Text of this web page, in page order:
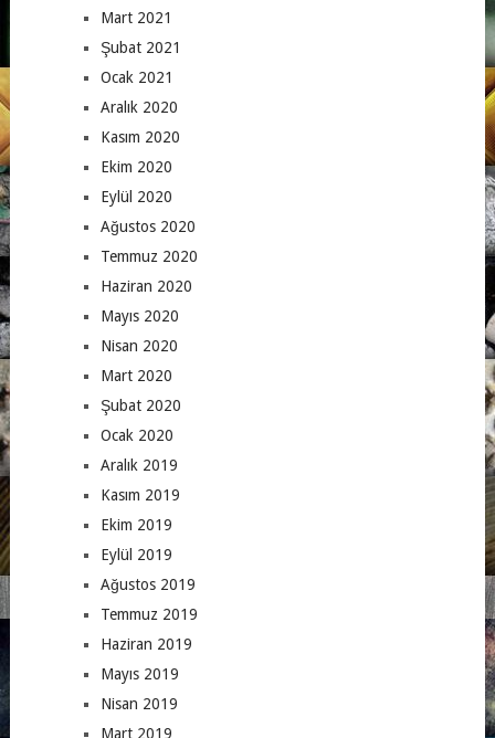
Mart 2021
Şubat 2021
Ocak 2021
Aralık 2020
Kasım 2020
Ekim 2020
Eylül 2020
Ağustos 2020
Temmuz 2020
Haziran 2020
Mayıs 2020
Nisan 2020
Mart 2020
Şubat 2020
Ocak 2020
Aralık 2019
Kasım 2019
Ekim 2019
Eylül 2019
Ağustos 2019
Temmuz 2019
Haziran 2019
Mayıs 2019
Nisan 2019
Mart 2019